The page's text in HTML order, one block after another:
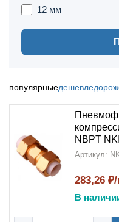
12 мм
популярныедешевле
NBPT
Артикул:
283,26
В